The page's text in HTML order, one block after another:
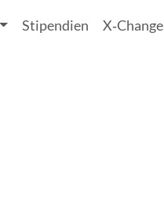
Stipendien X‑Change